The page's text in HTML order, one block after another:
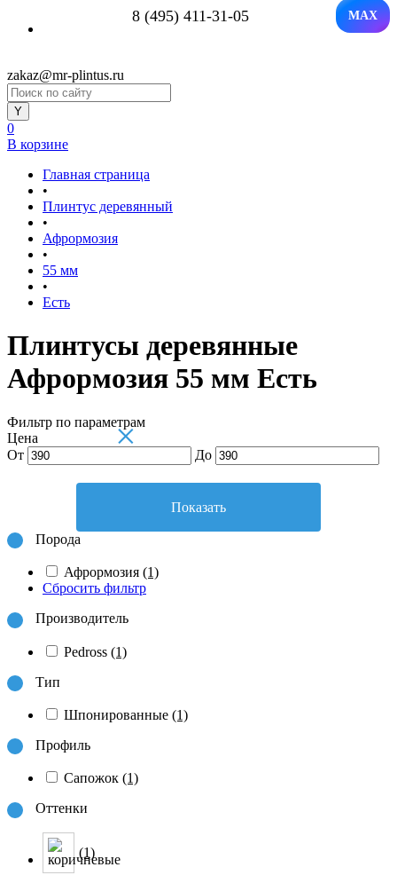
8 (495) 411-31-05 MAX
zakaz@mr-plintus.ru
0
В корзине
Главная страница
•
Плинтус деревянный
•
Афрормозия
•
55 мм
•
Есть
Плинтусы деревянные
Афрормозия 55 мм Есть
Фильтр по параметрам
×
Цена
От
До
Показать
Порода
Афрормозия (1)
Сбросить фильтр
Производитель
Pedross (1)
Тип
Шпонированные (1)
Профиль
Сапожок (1)
Оттенки
(1)